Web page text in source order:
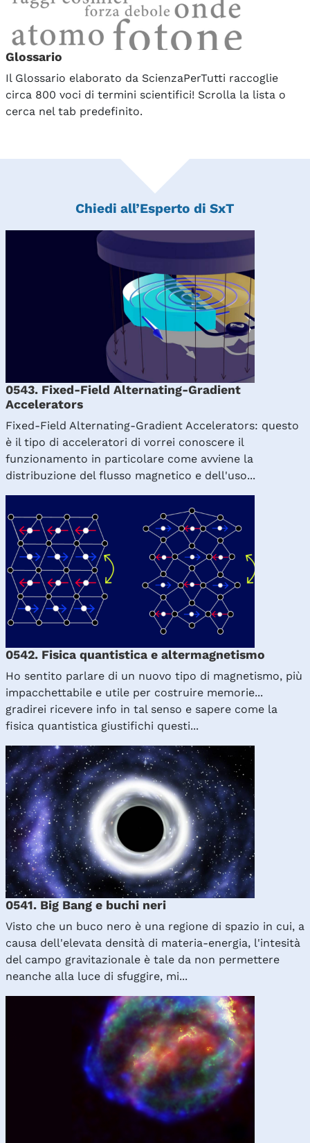
Glossario
Il Glossario elaborato da ScienzaPerTutti raccoglie
circa 800 voci di termini scientifici! Scrolla la lista o
cerca nel tab predefinito.
Chiedi all’Esperto di SxT
0543. Fixed-Field Alternating-Gradient
Accelerators
Fixed-Field Alternating-Gradient Accelerators: questo
è il tipo di acceleratori di vorrei conoscere il
funzionamento in particolare come avviene la
distribuzione del flusso magnetico e dell'uso...
0542. Fisica quantistica e altermagnetismo
Ho sentito parlare di un nuovo tipo di magnetismo, più
impacchettabile e utile per costruire memorie...
gradirei ricevere info in tal senso e sapere come la
fisica quantistica giustifichi questi...
0541. Big Bang e buchi neri
Visto che un buco nero è una regione di spazio in cui, a
causa dell'elevata densità di materia-energia, l'intesità
del campo gravitazionale è tale da non permettere
neanche alla luce di sfuggire, mi...